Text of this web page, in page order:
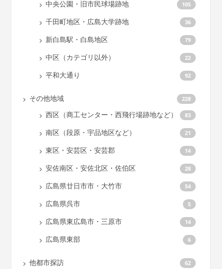
中央公園・旧市民球場跡地 105
千田町地区・広島大学跡地 36
新白島駅・白島地区 79
中区（カテゴリ以外） 22
平和大通り 92
その他地域 228
西区（商工センター・西飛行場跡地など） 83
南区（段原・宇品地区など） 21
東区・安芸区・安芸郡 14
安佐南区・安佐北区・佐伯区 28
広島県廿日市市・大竹市 54
広島県呉市 5
広島県東広島市・三原市 14
広島県東部 6
他都市探訪 62